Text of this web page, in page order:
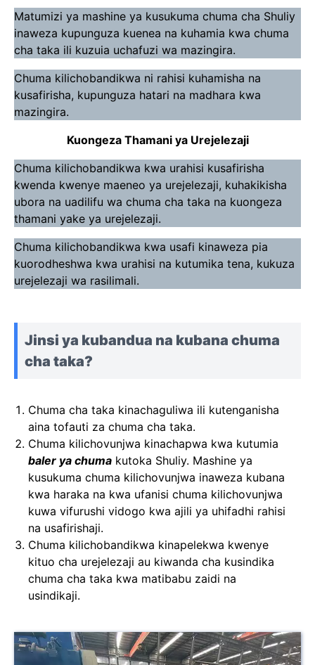
Matumizi ya mashine ya kusukuma chuma cha Shuliy
inaweza kupunguza kuenea na kuhamia kwa chuma
cha taka ili kuzuia uchafuzi wa mazingira.
Chuma kilichobandikwa ni rahisi kuhamisha na
kusafirisha, kupunguza hatari na madhara kwa
mazingira.
Kuongeza Thamani ya Urejelezaji
Chuma kilichobandikwa kwa urahisi kusafirisha
kwenda kwenye maeneo ya urejelezaji, kuhakikisha
ubora na uadilifu wa chuma cha taka na kuongeza
thamani yake ya urejelezaji.
Chuma kilichobandikwa kwa usafi kinaweza pia
kuorodheshwa kwa urahisi na kutumika tena, kukuza
urejelezaji wa rasilimali.
Jinsi ya kubandua na kubana chuma
cha taka?
Chuma cha taka kinachaguliwa ili kutenganisha
aina tofauti za chuma cha taka.
Chuma kilichovunjwa kinachapwa kwa kutumia
baler ya chuma kutoka Shuliy. Mashine ya
kusukuma chuma kilichovunjwa inaweza kubana
kwa haraka na kwa ufanisi chuma kilichovunjwa
kuwa vifurushi vidogo kwa ajili ya uhifadhi rahisi
na usafirishaji.
Chuma kilichobandikwa kinapelekwa kwenye
kituo cha urejelezaji au kiwanda cha kusindika
chuma cha taka kwa matibabu zaidi na
usindikaji.